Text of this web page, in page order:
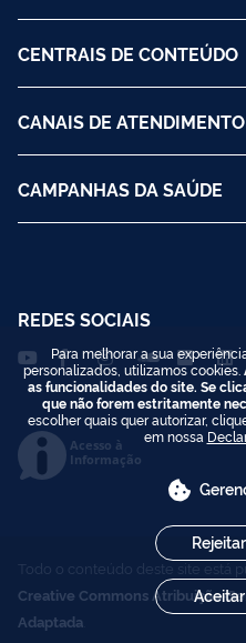
CENTRAIS DE CONTEÚDO
CANAIS DE ATENDIMENTO
CAMPANHAS DA SAÚDE
REDES SOCIAIS
Acesso à
Informação
Todo o conteúdo deste site está
Creative Commons Atribuição-
Adaptada
Para melhorar a sua
personalizados, utilizamos cookies.
as funcionalidades do site. Se
que não forem estritamente
escolher quais quer autorizar,
em nossa